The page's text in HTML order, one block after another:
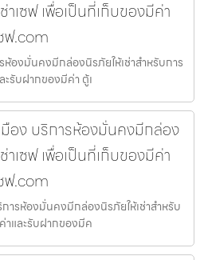
าเซฟ เพื่อเป็นที่เก็บของมีค่า
ฟ.com
งมั่นคงมีกล่องนิรภัยให้เช่าสำหรับการ
ะรับฝากของมีค่า ตู้เ
อง บริการห้องมั่นคงมีกล่อง
าเซฟ เพื่อเป็นที่เก็บของมีค่า
ฟ.com
ารห้องมั่นคงมีกล่องนิรภัยให้เช่าสำหรับ
าและรับฝากของมีค